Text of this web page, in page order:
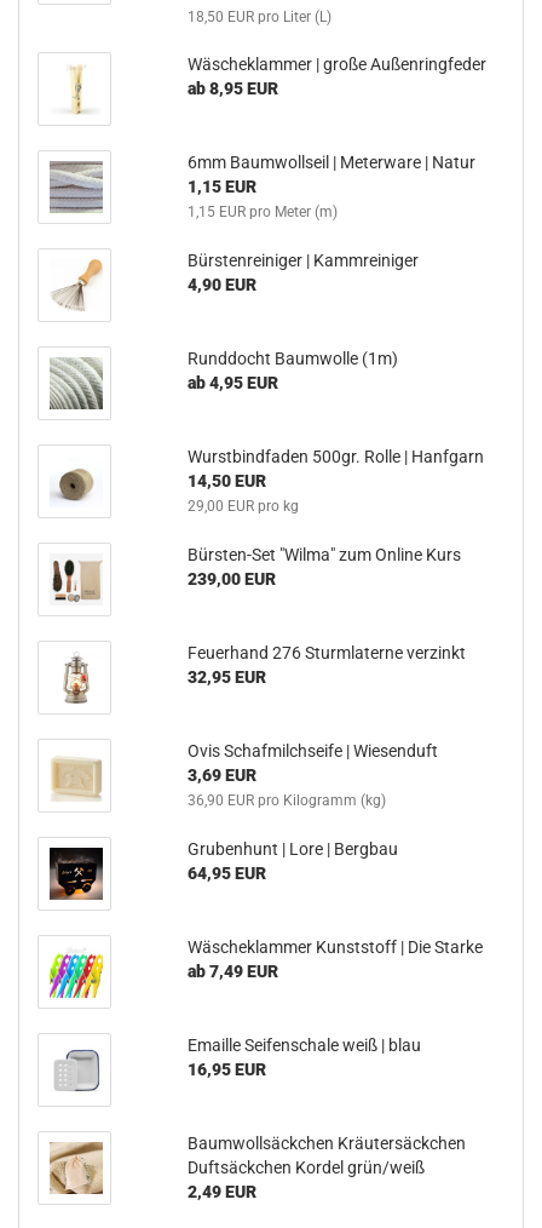
18,50 EUR pro Liter (L)
Wäscheklammer | große Außenringfeder
ab 8,95 EUR
6mm Baumwollseil | Meterware | Natur
1,15 EUR
1,15 EUR pro Meter (m)
Bürstenreiniger | Kammreiniger
4,90 EUR
Runddocht Baumwolle (1m)
ab 4,95 EUR
Wurstbindfaden 500gr. Rolle | Hanfgarn
14,50 EUR
29,00 EUR pro kg
Bürsten-Set "Wilma" zum Online Kurs
239,00 EUR
Feuerhand 276 Sturmlaterne verzinkt
32,95 EUR
Ovis Schafmilchseife | Wiesenduft
3,69 EUR
36,90 EUR pro Kilogramm (kg)
Grubenhunt | Lore | Bergbau
64,95 EUR
Wäscheklammer Kunststoff | Die Starke
ab 7,49 EUR
Emaille Seifenschale weiß | blau
16,95 EUR
Baumwollsäckchen Kräutersäckchen
Duftsäckchen Kordel grün/weiß
2,49 EUR